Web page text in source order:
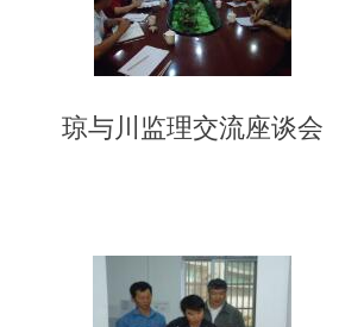
琼与川监理交流座谈会